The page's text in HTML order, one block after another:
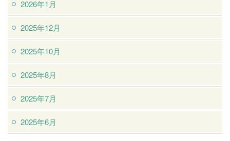
2026年1月
2025年12月
2025年10月
2025年8月
2025年7月
2025年6月